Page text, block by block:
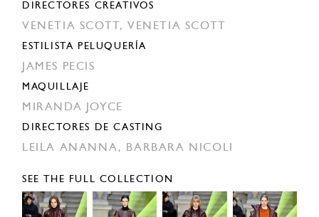
DIRECTORES CREATIVOS
VENETIA SCOTT, VENETIA SCOTT
ESTILISTA PELUQUERÍA
JAMES PECIS
MAQUILLAJE
MIRANDA JOYCE
DIRECTORES DE CASTING
LEILA ANANNA, BARBARA NICOLI
SEE THE FULL COLLECTION